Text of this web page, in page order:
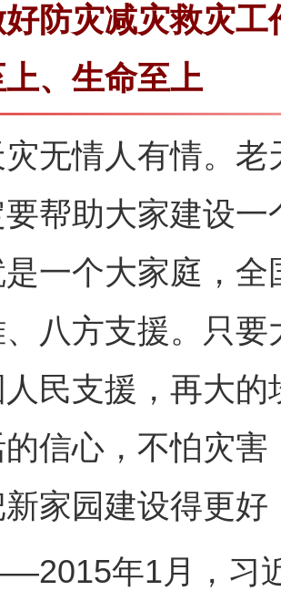
灾减灾救灾工
上、生命至上
情人有情。老
要帮助大家建设
是一个大家庭，
八方支援。只
民支援，再大
信心，不怕灾
家园建设得更好
年1月，习近